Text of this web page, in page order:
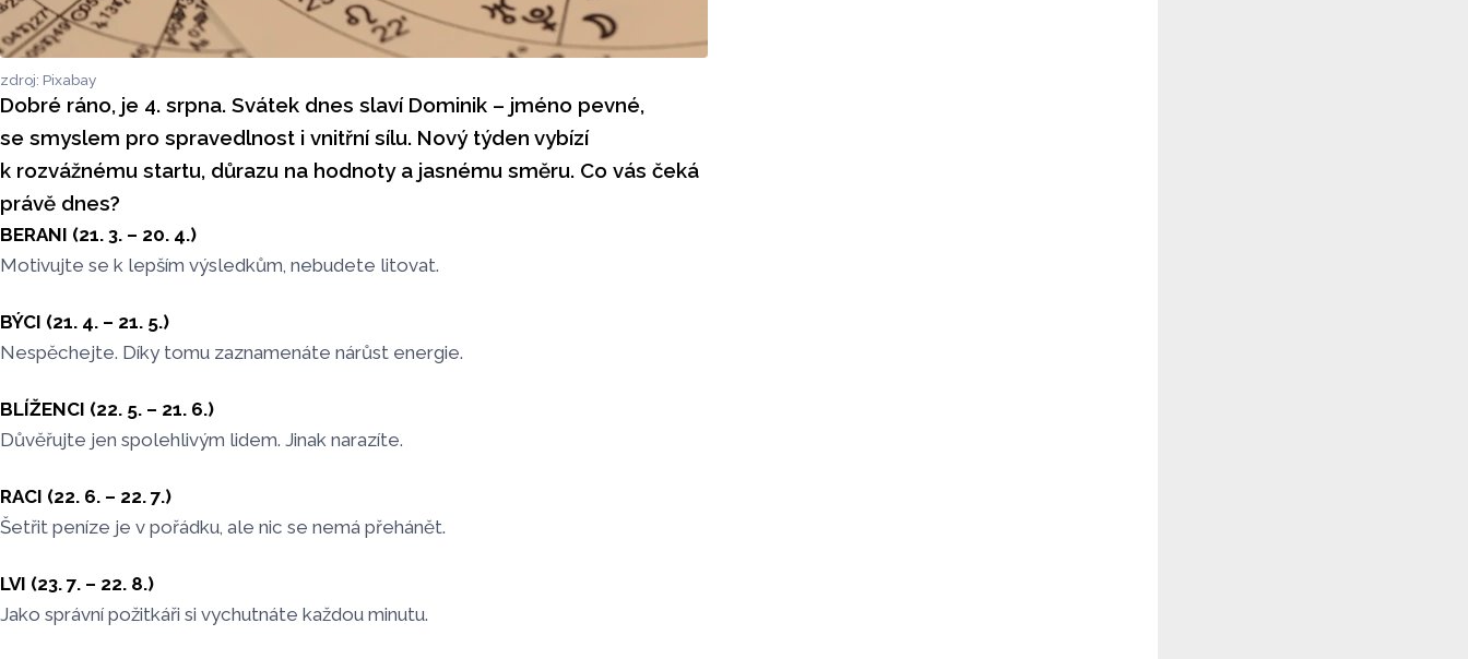
zdroj: Pixabay
Dobré ráno, je 4. srpna. Svátek dnes slaví Dominik – jméno pevné,
se smyslem pro spravedlnost i vnitřní sílu. Nový týden vybízí
k rozvážnému startu, důrazu na hodnoty a jasnému směru. Co vás čeká
právě dnes?
BERANI (21. 3. – 20. 4.)
Motivujte se k lepším výsledkům, nebudete litovat.
BÝCI (21. 4. – 21. 5.)
Nespěchejte. Díky tomu zaznamenáte nárůst energie.
BLÍŽENCI (22. 5. – 21. 6.)
Důvěřujte jen spolehlivým lidem. Jinak narazíte.
RACI (22. 6. – 22. 7.)
Šetřit peníze je v pořádku, ale nic se nemá přehánět.
LVI (23. 7. – 22. 8.)
Jako správní požitkáři si vychutnáte každou minutu.